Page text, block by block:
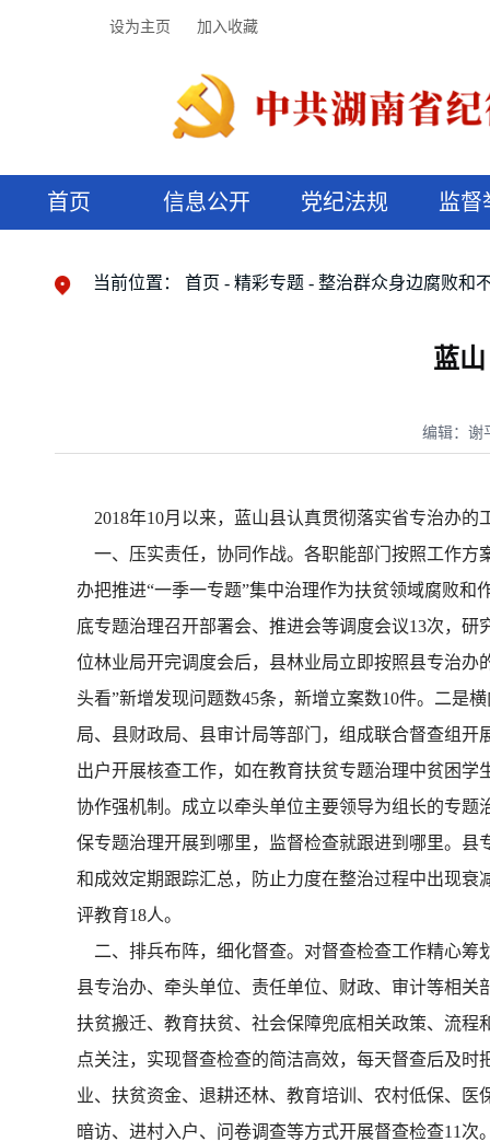
设为主页 加入收藏
首页 信息公开 党纪法规 监督
当前位置： 首页 精彩专题 整治群众身边腐败和
蓝
编辑：谢
2018年10月以来，蓝山县认真贯彻落实省专治办的
一、压实责任，协同作战。各职能部门按照工作方
办把推进“一季一专题”集中治理作为扶贫领域腐败
底专题治理召开部署会、推进会等调度会议13次，
位林业局开完调度会后，县林业局立即按照县专治办
头看”新增发现问题数45条，新增立案数10件。二是
局、县财政局、县审计局等部门，组成联合督查组开
出户开展核查工作，如在教育扶贫专题治理中贫困
协作强机制。成立以牵头单位主要领导为组长的专
保专题治理开展到哪里，监督检查就跟进到哪里。
和成效定期跟踪汇总，防止力度在整治过程中出现
评教育18人。
二、排兵布阵，细化督查。对督查检查工作精心筹
县专治办、牵头单位、责任单位、财政、审计等相
扶贫搬迁、教育扶贫、社会保障兜底相关政策、流
点关注，实现督查检查的简洁高效，每天督查后及
业、扶贫资金、退耕还林、教育培训、农村低保、
暗访、进村入户、问卷调查等方式开展督查检查11